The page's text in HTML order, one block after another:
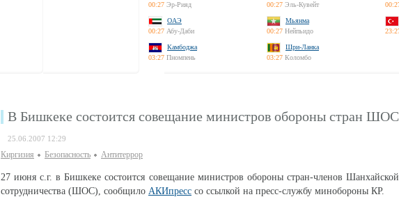
00:27 Эр-Рияд
00:27 Эль-Кувейт
ОАЭ
00:27 Абу-Даби
Мьянма
00:27 Нейпьидо
Камбоджа
03:27 Пномпень
Шри-Ланка
03:27 Коломбо
В Бишкеке состоится совещание министров обороны стран ШОС
25.06.2007 12:29
Киргизия Безопаcность Антитеррор
27 июня с.г. в Бишкеке состоится совещание министров обороны стран-членов
сотрудничества (ШОС), сообщило АКИпресс со ссылкой на пресс-службу минобороны КР.